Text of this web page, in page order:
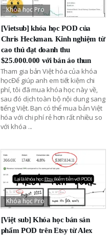
Khóa học Pro
[Vietsub] khóa học POD của
Chris Heckman. Kinh nghiệm từ
cao thủ đạt doanh thu
$25.000.000 với bán áo thun
Tham gia bản Việt hóa của khóa
họcĐể giúp anh em tiết kiệm chi
phí, tôi đã mua khóa học này về,
sau đó dịch toàn bộ nội dung sang
tiếng Việt. Bạn có thể mua bản Việt
hóa với chi phí rẻ hơn rất nhiều so
với khóa ...
Khóa học Pro
[Việt sub] Khóa học bán sản
phẩm POD trên Etsy từ Alex